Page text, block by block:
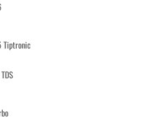
Tiptronic